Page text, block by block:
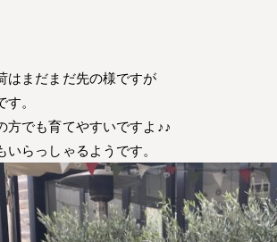
はまだまだ先の様ですが
。
方でも育てやすいですよ♪♪
らっしゃるようです。